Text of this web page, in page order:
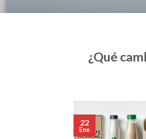
¿Qué
22
Ene